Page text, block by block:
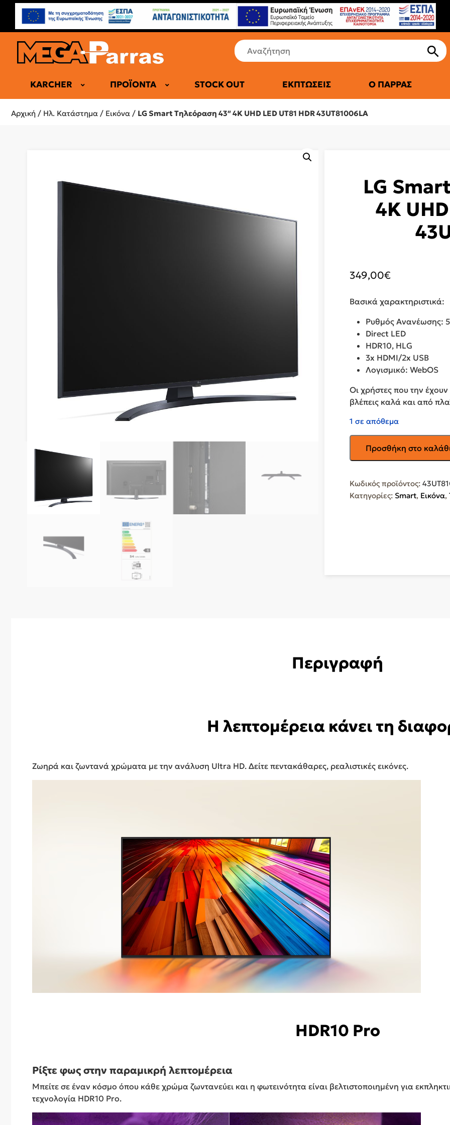
KARCHER ΠΡΟΪΌΝΤΑ
ΕΠΑΓΓΕΛΜΑΤΙΚΆ ΨΥΓΕΊΑ
STOCK OUT ΕΚΠΤΏΣΕΙΣ Ο ΠΑΡΡΆΣ
Αρχική / Ηλ. Κατάστημα / Εικόνα / LG Smart Τηλεόραση 43″ 4K UHD LED UT81 HDR 43UT81006LA
LG
4K
349,00€
Βασικά χαρακτηριστικά:
Ρυθμός Ανανέωσης:
Direct LED
HDR10, HLG
3x HDMI/2x USB
Λογισμικό: WebOS
Οι χρήστες που την
βλέπεις καλά και από
1 σε απόθεμα
Smart
4K
UHD
Προσθήκη στο
Κωδικός προϊόντος:
Κατηγορίες: Smart, Εικόνα,
Περιγραφή
Η λεπτομέρεια κάνει τη
Ζωηρά και ζωντανά χρώματα με την ανάλυση Ultra HD. Δείτε πεντακάθαρες, ρεαλιστικές εικόνες.
HDR10 Pro
Ρίξτε φως στην παραμικρή λεπτομέρεια
Μπείτε σε έναν κόσμο όπου κάθε χρώμα ζωντανεύει και η φωτεινότητα είναι βελτιστοποιημένη για
τεχνολογία HDR10 Pro.